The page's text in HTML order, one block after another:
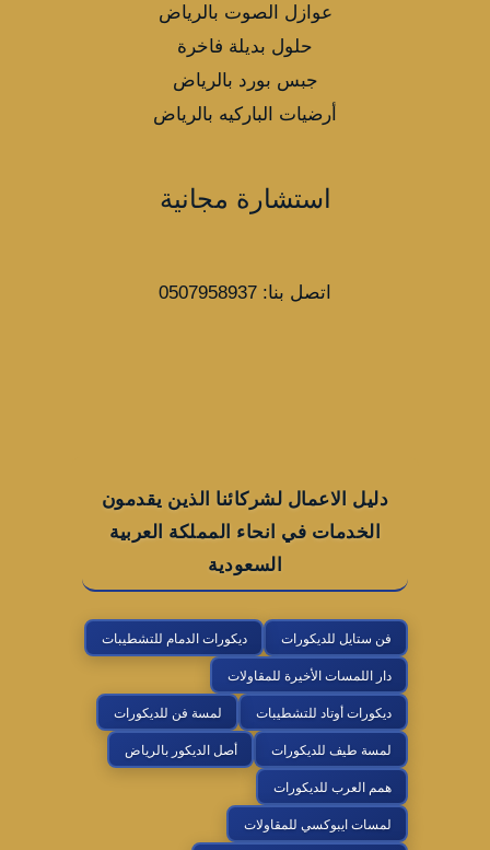
عوازل الصوت بالرياض
حلول بديلة فاخرة
جبس بورد بالرياض
أرضيات الباركيه بالرياض
استشارة مجانية
اتصل بنا: 0507958937
دليل الاعمال لشركائنا الذين يقدمون
الخدمات في انحاء المملكة العربية
السعودية
فن ستايل للديكورات
ديكورات الدمام للتشطيبات
دار اللمسات الأخيرة للمقاولات
ديكورات أوتاد للتشطيبات
لمسة فن للديكورات
لمسة طيف للديكورات
أصل الديكور بالرياض
همم العرب للديكورات
لمسات ايبوكسي للمقاولات